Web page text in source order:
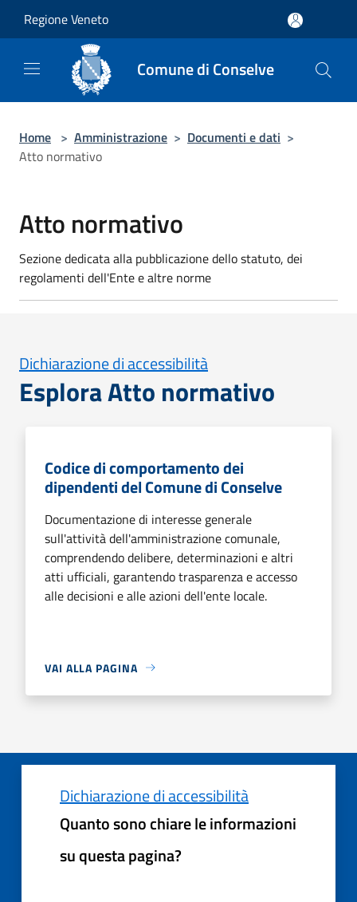
Regione Veneto
Comune di Conselve
Home > Amministrazione > Documenti e dati >
Atto normativo
Atto normativo
Sezione dedicata alla pubblicazione dello statuto, dei
regolamenti dell'Ente e altre norme
Dichiarazione di accessibilità
Esplora Atto normativo
Codice di comportamento dei
dipendenti del Comune di Conselve
Documentazione di interesse generale
sull'attività dell'amministrazione comunale,
comprendendo delibere, determinazioni e altri
atti ufficiali, garantendo trasparenza e accesso
alle decisioni e alle azioni dell'ente locale.
VAI ALLA PAGINA
Dichiarazione di accessibilità
Quanto sono chiare le informazioni
su questa pagina?